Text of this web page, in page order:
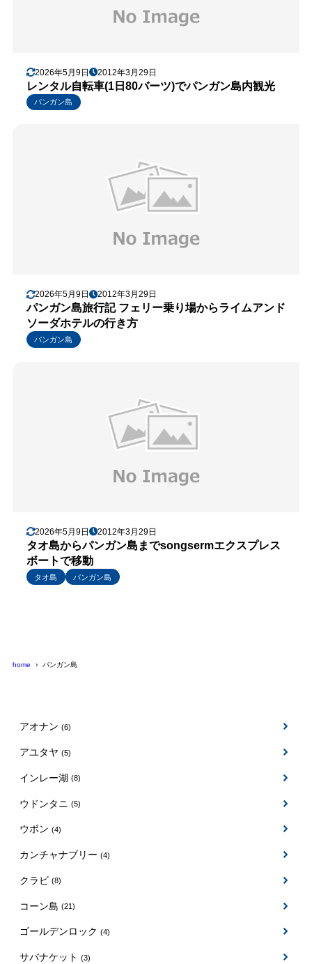
2026年5月9日 2012年3月29日
レンタル自転車(1日80バーツ)でパンガン島内観光
パンガン島
2026年5月9日 2012年3月29日
パンガン島旅行記 フェリー乗り場からライムアンド
ソーダホテルの行き方
パンガン島
2026年5月9日 2012年3月29日
タオ島からパンガン島までsongsermエクスプレス
ボートで移動
タオ島 パンガン島
home パンガン島
アオナン (6)
アユタヤ (5)
インレー湖 (8)
ウドンタニ (5)
ウボン (4)
カンチャナブリー (4)
クラビ (8)
コーン島 (21)
ゴールデンロック (4)
サバナケット (3)